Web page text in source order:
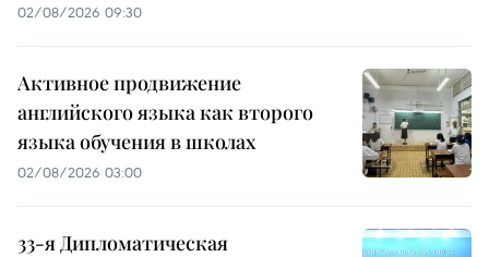
02/08/2026 09:30
Активное продвижение
английского языка как второго
языка обучения в школах
02/08/2026 03:00
33-я Дипломатическая